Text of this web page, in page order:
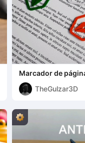
Marcador de
de folha |
de folha e caneta
TheGulzar3D